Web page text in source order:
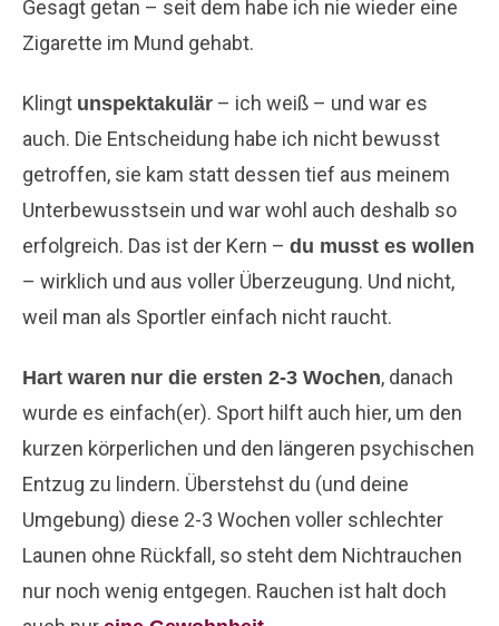
Gesagt getan – seit dem habe ich nie wieder eine
Zigarette im Mund gehabt.
Klingt unspektakulär – ich weiß – und war es
auch. Die Entscheidung habe ich nicht bewusst
getroffen, sie kam statt dessen tief aus meinem
Unterbewusstsein und war wohl auch deshalb so
erfolgreich. Das ist der Kern – du musst es wollen
– wirklich und aus voller Überzeugung. Und nicht,
weil man als Sportler einfach nicht raucht.
Hart waren nur die ersten 2-3 Wochen, danach
wurde es einfach(er). Sport hilft auch hier, um den
kurzen körperlichen und den längeren psychischen
Entzug zu lindern. Überstehst du (und deine
Umgebung) diese 2-3 Wochen voller schlechter
Launen ohne Rückfall, so steht dem Nichtrauchen
nur noch wenig entgegen. Rauchen ist halt doch